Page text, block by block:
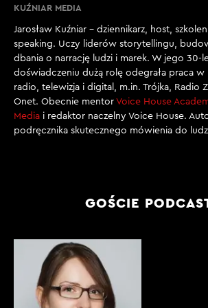
[00:01:41]
REDAKTOR J. KUŹNIAR: Tęsknisz?
[00:01:41]
IGNACY: … jest mi brak ich. Tęsknię.
[00:01:44]
rozmawiać. Mieliśmy takiego
Franka i on ciągle gadał na lekcji,
najgłośniejszy w całej klasie. A teraz
strasznie…
KUŹNIAR MEDIA
Jarosław Kuźniar – dziennikarz, host,
speaking. Uczy liderów storytellingu,
dbania o narrację ludzi i marek. W jego 30-
doświadczeniu dużą rolę odegrała praca w
radio, telewizja i digital, m.in. Trójka, Radio
Onet. Obecnie mentor Voice House
Media i redaktor naczelny Voice House.
podręcznika skutecznego mówienia do
GOŚCIE